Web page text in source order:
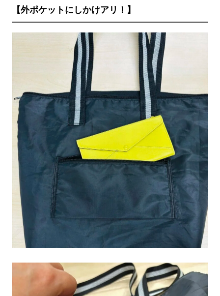
【外ポケットにしかけアリ！】